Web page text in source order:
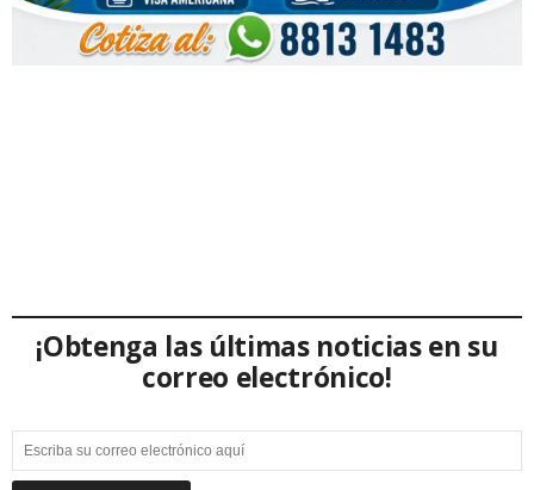
¡Obtenga las últimas noticias en su
correo electrónico!